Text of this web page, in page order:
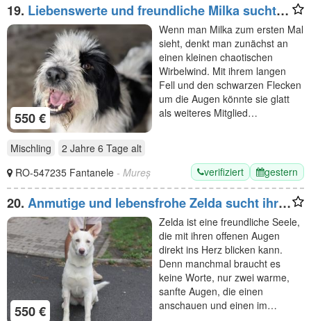
19. Liebenswerte und freundliche Milka sucht
Familienanschluss
550 €
Wenn man Milka zum ersten Mal
sieht, denkt man zunächst an
einen kleinen chaotischen
Wirbelwind. Mit ihrem langen
Fell und den schwarzen Flecken
um die Augen könnte sie glatt
als weiteres Mitglied…
Mischling 2 Jahre 6 Tage alt
RO-547235 Fantanele - Mureș verifiziert gestern
20. Anmutige und lebensfrohe Zelda sucht ihre
Menschen
550 €
Zelda ist eine freundliche Seele,
die mit ihren offenen Augen
direkt ins Herz blicken kann.
Denn manchmal braucht es
keine Worte, nur zwei warme,
sanfte Augen, die einen
anschauen und einen im…